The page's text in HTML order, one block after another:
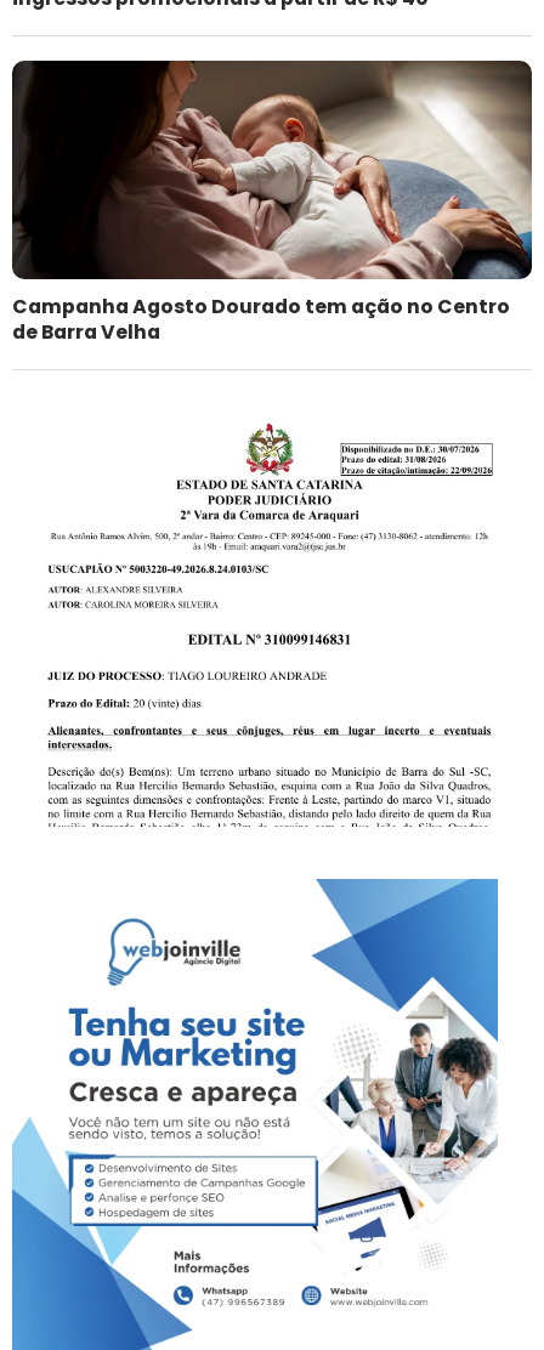
Campanha Agosto Dourado tem ação no Centro
de Barra Velha